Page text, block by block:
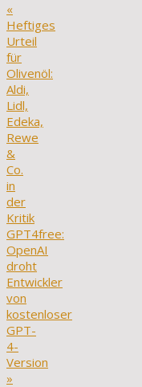
«
Heftiges
Urteil
für
Olivenöl:
Aldi,
Lidl,
Edeka,
Rewe
&
Co.
in
der
Kritik
GPT4free:
OpenAI
droht
Entwickler
von
kostenloser
GPT-
4-
Version
»